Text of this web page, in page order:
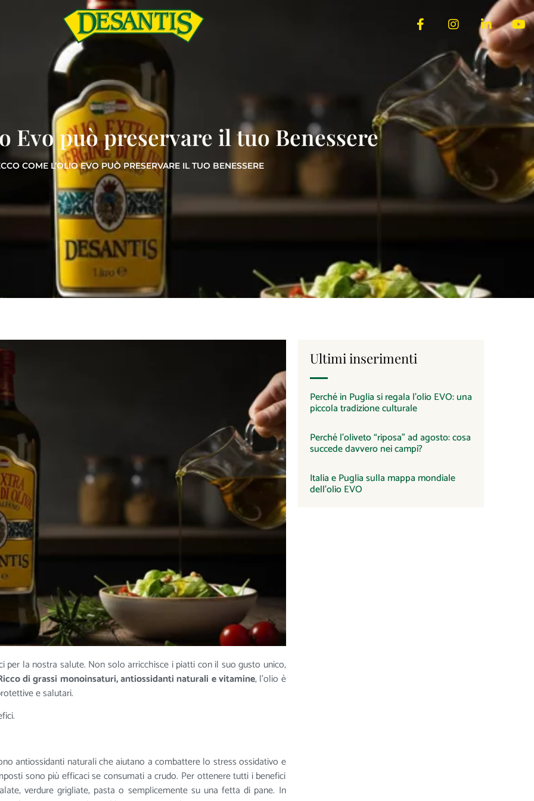
Evo può preservare il tuo Benessere
COME L’OLIO EVO PUÒ PRESERVARE IL TUO BENESSERE
per la nostra salute. Non solo arricchisce i piatti con il suo gusto unico,
di grassi monoinsaturi, antiossidanti naturali e vitamine, l’olio è
e salutari.
antiossidanti naturali che aiutano a combattere lo stress ossidativo e
sono più efficaci se consumati a crudo. Per ottenere tutti i benefici
verdure grigliate, pasta o semplicemente su una fetta di pane. In
Ultimi inserimenti
Perché in Puglia si regala l’olio EVO: una
piccola tradizione culturale
Perché l’oliveto “riposa” ad agosto: cosa
succede davvero nei campi?
Italia e Puglia sulla mappa mondiale
dell’olio EVO